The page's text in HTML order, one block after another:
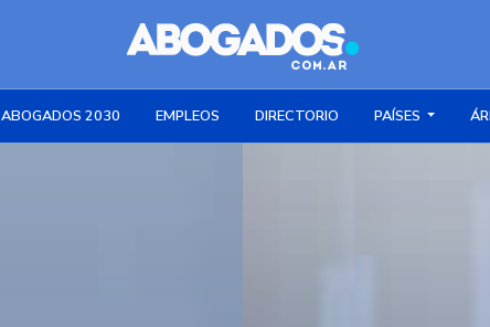
ABOGADOS 2030 EMPLEOS DIRECTORIO PAÍSES